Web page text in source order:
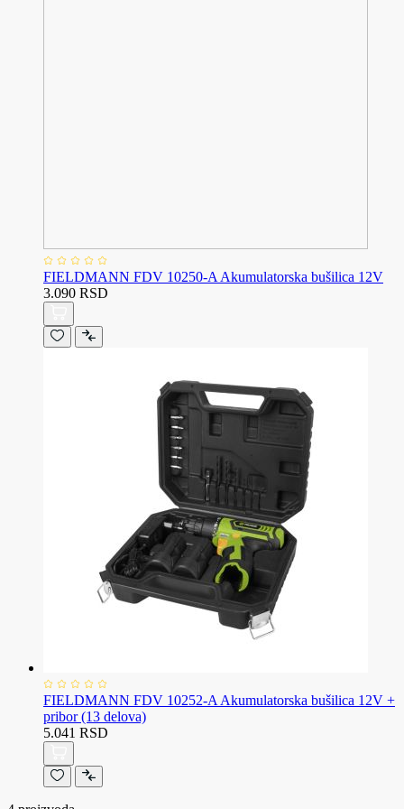
FIELDMANN FDV 10250-A Akumulatorska bušilica 12V
3.090 RSD
FIELDMANN FDV 10252-A Akumulatorska bušilica 12V +
pribor (13 delova)
5.041 RSD